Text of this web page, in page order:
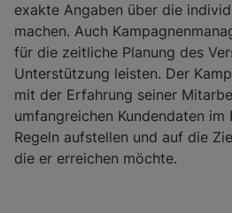
exakte Angaben über die
machen. Auch
für die zeitliche Planung des
Unterstützung leisten. Der
mit der Erfahrung seiner
umfangreichen Kundendaten im
Regeln aufstellen und auf die
die er erreichen möchte.